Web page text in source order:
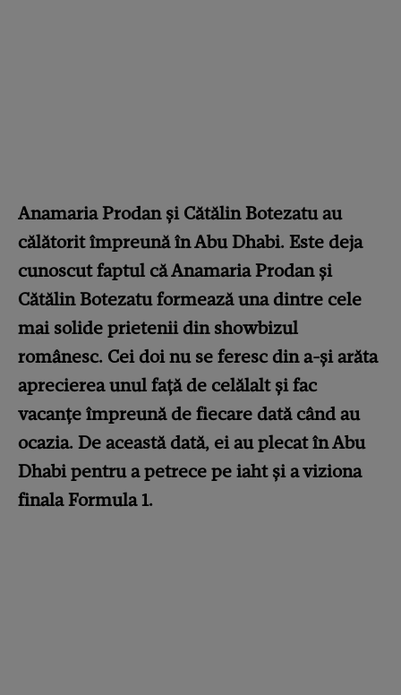
Anamaria Prodan și Cătălin Botezatu au
călătorit împreună în Abu Dhabi. Este deja
cunoscut faptul că Anamaria Prodan și
Cătălin Botezatu formează una dintre cele
mai solide prietenii din showbizul
românesc. Cei doi nu se feresc din a-și arăta
aprecierea unul față de celălalt și fac
vacanțe împreună de fiecare dată când au
ocazia. De această dată, ei au plecat în Abu
Dhabi pentru a petrece pe iaht și a viziona
finala Formula 1.